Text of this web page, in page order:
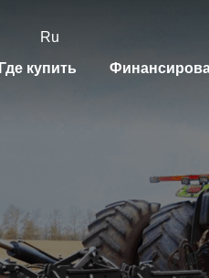
Ru
Где купить